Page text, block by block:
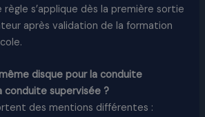
s’applique dès la première sortie
après validation de la formation
disque pour la conduite
conduite supervisée ?
des mentions différentes :